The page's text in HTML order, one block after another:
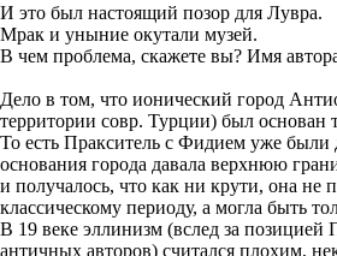
И это был настоящий позор для Лувра.
Мрак и уныние окутали музей.
В чем проблема, скажете вы? Имя
Дело в том, что ионический город
территории совр. Турции) был основан
То есть Пракситель с Фидием уже были
основания города давала верхнюю
и получалось, что как ни крути, она не
классическому периоду, а могла быть
В 19 веке эллинизм (вслед за позицией
античных авторов) считался плохим,